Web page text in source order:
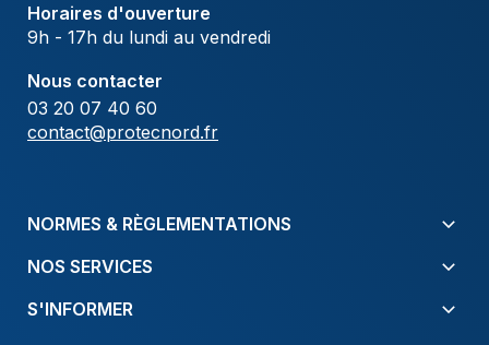
Horaires d'ouverture
9h - 17h du lundi au vendredi
Nous contacter
03 20 07 40 60
contact@protecnord.fr
NORMES & RÈGLEMENTATIONS
NOS SERVICES
S'INFORMER